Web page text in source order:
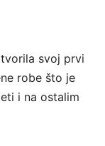
svoj prvi
robe što je
i na ostalim